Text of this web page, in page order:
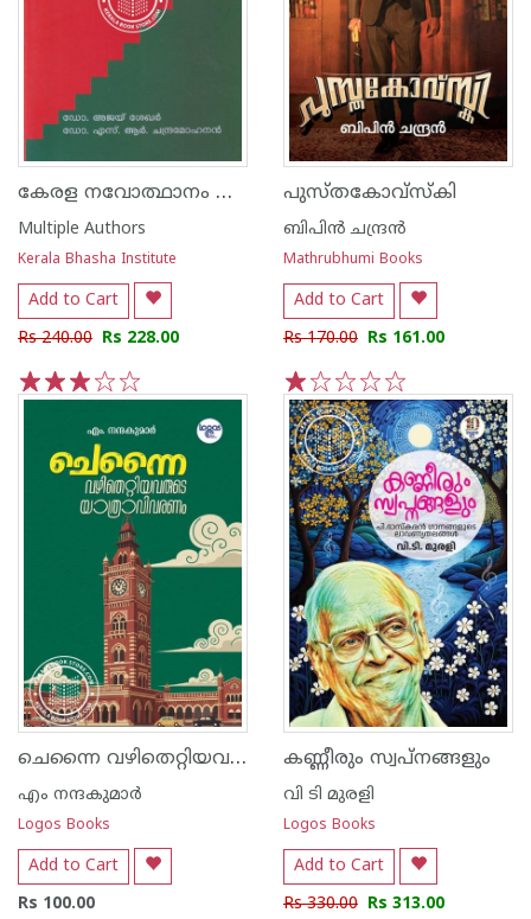
കേരള നവോത്ഥാനം പുതു വായനകള്‍
Multiple Authors
Kerala Bhasha Institute
Add to Cart
Rs 240.00 Rs 228.00
5
4
3
2
1
പുസ്തകോവ്സ്‌കി
ബിപിന്‍ ചന്ദ്രന്‍
Mathrubhumi Books
Add to Cart
Rs 170.00 Rs 161.00
5
4
3
2
1
ചെന്നൈ വഴിതെറ്റിയവരുടെ യാത്രവിവരണം
എം നന്ദകുമാര്‍
Logos Books
Add to Cart
Rs 100.00
കണ്ണീരും സ്വപ്നങ്ങളും
വി ടി മുരളി
Logos Books
Add to Cart
Rs 330.00 Rs 313.00